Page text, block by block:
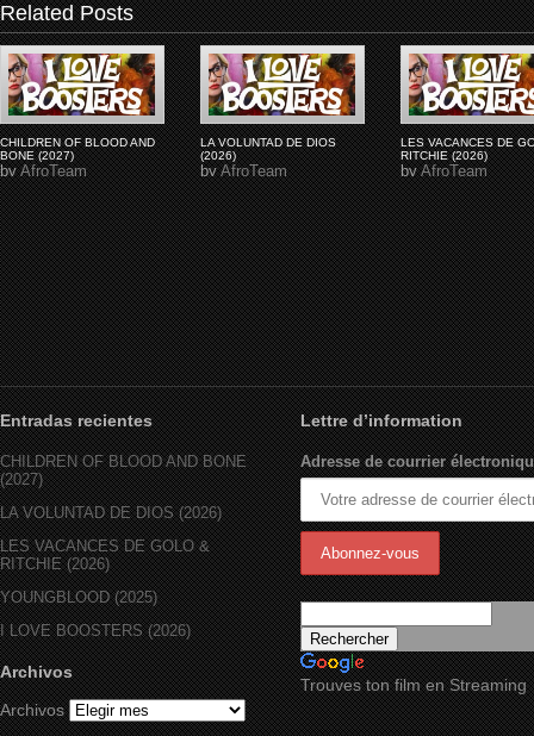
Related Posts
CHILDREN OF BLOOD AND
BONE (2027)
byAfroTeam
LA VOLUNTAD DE DIOS
(2026)
byAfroTeam
LES VACANCES DE
RITCHIE (2026)
byAfroTeam
Entradas recientes
CHILDREN OF BLOOD AND BONE
(2027)
LA VOLUNTAD DE DIOS (2026)
LES VACANCES DE GOLO &
RITCHIE (2026)
YOUNGBLOOD (2025)
I LOVE BOOSTERS (2026)
Archivos
Archivos
Lettre d’information
Adresse de courrier
Trouves ton film en Streaming